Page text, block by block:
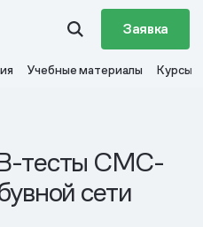
Заявка
Учебные материалы Курсы
тесты СМС-
сети